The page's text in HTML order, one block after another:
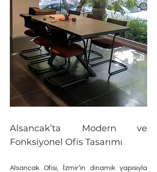
Alsancak’ta Modern ve
Fonksiyonel Ofis Tasarımı
Alsancak Ofisi, İzmir’in dinamik yapısıyla